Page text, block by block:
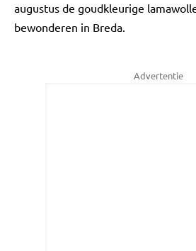
augustus de goudkleurige
bewonderen in Breda.
Advertentie